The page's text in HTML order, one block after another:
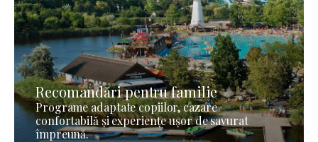
Recomandări pentru familie
Programe adaptate copiilor, cazare
confortabilă și experiențe ușor de savurat
împreună.